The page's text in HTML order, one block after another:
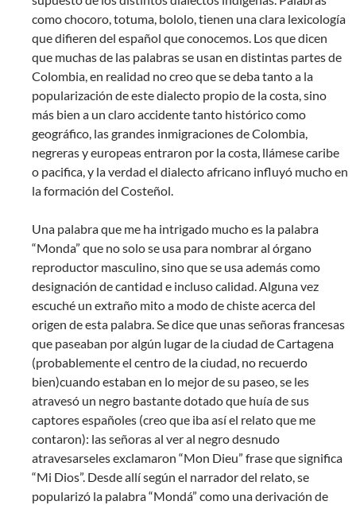
como chocoro, totuma, bololo, tienen una clara lexicología
que difieren del español que conocemos. Los que dicen
que muchas de las palabras se usan en distintas partes de
Colombia, en realidad no creo que se deba tanto a la
popularización de este dialecto propio de la costa, sino
más bien a un claro accidente tanto histórico como
geográfico, las grandes inmigraciones de Colombia,
negreras y europeas entraron por la costa, llámese caribe
o pacifica, y la verdad el dialecto africano influyó mucho en
la formación del Costeñol.
Una palabra que me ha intrigado mucho es la palabra
“Monda” que no solo se usa para nombrar al órgano
reproductor masculino, sino que se usa además como
designación de cantidad e incluso calidad. Alguna vez
escuché un extraño mito a modo de chiste acerca del
origen de esta palabra. Se dice que unas señoras francesas
que paseaban por algún lugar de la ciudad de Cartagena
(probablemente el centro de la ciudad, no recuerdo
bien)cuando estaban en lo mejor de su paseo, se les
atravesó un negro bastante dotado que huía de sus
captores españoles (creo que iba así el relato que me
contaron): las señoras al ver al negro desnudo
atravesarseles exclamaron “Mon Dieu” frase que significa
“Mi Dios”. Desde allí según el narrador del relato, se
popularizó la palabra “Mondá” como una derivación de